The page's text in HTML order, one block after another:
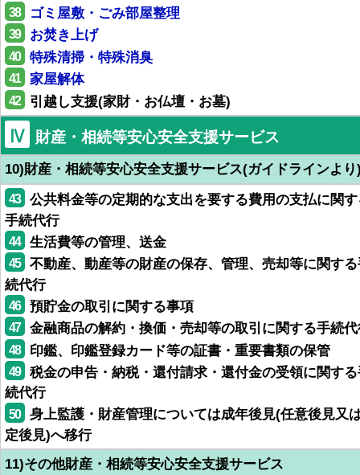
38 ゴミ屋敷・ごみ部屋整理
39 お焚き上げ
40 特殊清掃・特殊消臭
41 家屋解体
42 引越し支援(家財・お仏壇・お墓)
Ⅳ 財産・相続等安心安全支援サービス
10)財産・相続等安心安全支援サービス(ガイドラインより
43
公共料金等の定期的な支出を要する費用の支払に関
手続代行
44 生活費等の管理、送金
45
不動産、動産等の財産の保存、管理、売却等に関す
続代行
46 預貯金の取引に関する事項
47 金融商品の解約・換価・売却等の取引に関する手続
48 印鑑、印鑑登録カード等の証書・重要書類の保管
49
税金の申告・納税・還付請求・還付金の受領に関す
続代行
50
身上監護・財産管理については成年後見(任意後見又
定後見)へ移行
11)その他財産・相続等安心安全支援サービス